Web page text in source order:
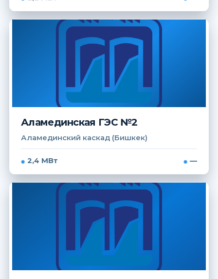
Аламединская ГЭС №2
Аламединский каскад (Бишкек)
2,4 МВт —